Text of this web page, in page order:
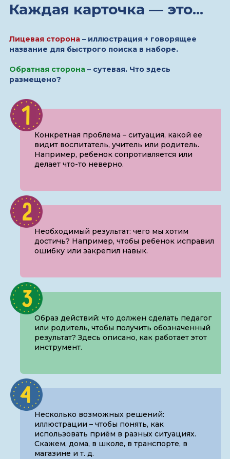
Каждая карточка — это...
Лицевая сторона – иллюстрация + говорящее
название для быстрого поиска в наборе.
Обратная сторона – сутевая. Что здесь
размещено?
Конкретная проблема – ситуация, какой ее
видит воспитатель, учитель или родитель.
Например, ребенок сопротивляется или
делает что-то неверно.
Необходимый результат: чего мы хотим
достичь? Например, чтобы ребенок исправил
ошибку или закрепил навык.
Образ действий: что должен сделать педагог
или родитель, чтобы получить обозначенный
результат? Здесь описано, как работает этот
инструмент.
Несколько возможных решений:
иллюстрации – чтобы понять, как
использовать приём в разных ситуациях.
Скажем, дома, в школе, в транспорте, в
магазине и т. д.